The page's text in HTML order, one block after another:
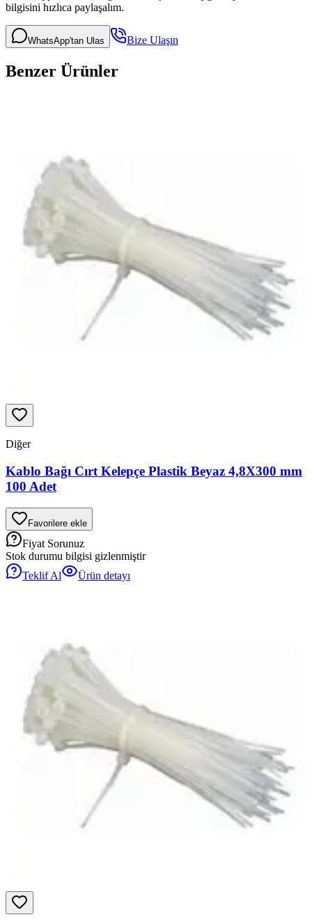
bilgisini hızlıca paylaşalım.
WhatsApp'tan Ulas Bize Ulaşın
Benzer Ürünler
Diğer
Kablo Bağı Cırt Kelepçe Plastik Beyaz 4,8X300 mm
100 Adet
Favorilere ekle
Fiyat Sorunuz
Stok durumu bilgisi gizlenmiştir
Teklif Al
Ürün detayı